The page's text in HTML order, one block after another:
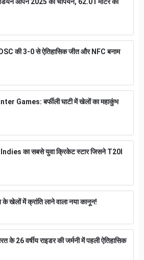
की 3-0 से ऐतिहासिक जीत और NFC बनाम
Games: बर्फीली घाटी में खेलों का महाकुंभ
का सबसे युवा क्रिकेट स्टार जिसने T20I
में क्रांति लाने वाला नया कानून!
26 वर्षीय राइडर की जर्मनी में पहली ऐतिहासिक